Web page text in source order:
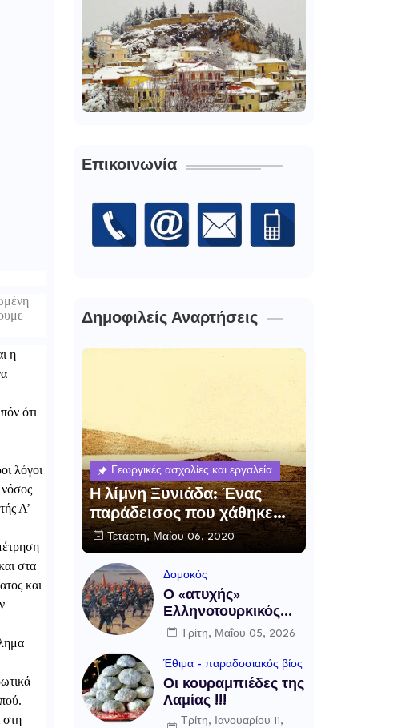
η
ότι
λόγοι
Α’
στα
και
στη
Επικοινωνία
Δημοφιλείς Αναρτήσεις
Γεωργικές ασχολίες και εργαλεία
Η λίμνη Ξυνιάδα: Ένας
παράδεισος που χάθηκε…
Τετάρτη, Μαΐου 06, 2020
Δομοκός
Ο «ατυχής»
Ελληνοτουρκικός
πόλεμος και η μάχη
Μαΐου 1897
Τρίτη, Μαΐου 05, 2026
Έθιμα - παραδοσιακός βίος
Οι κουραμπιέδες της
Λαμίας !!!
Τρίτη, Ιανουαρίου 11,